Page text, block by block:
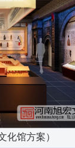
化馆方案）